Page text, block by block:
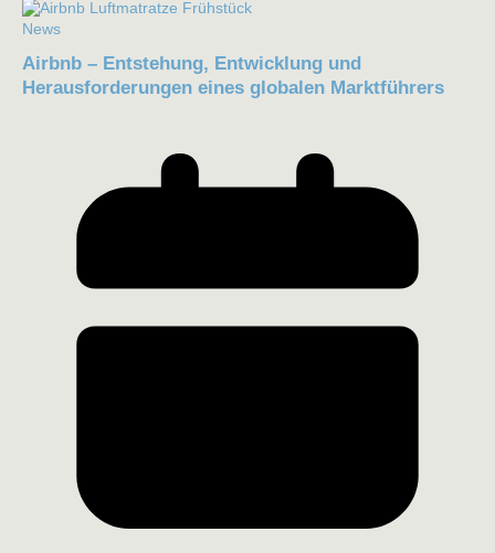
News
Airbnb – Entstehung, Entwicklung und
Herausforderungen eines globalen Marktführers